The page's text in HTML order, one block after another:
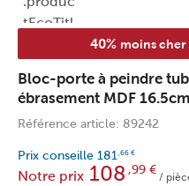
40% moins
Bloc-porte à peindre
ébrasement MDF 16.5cm
Référence article: 89242
Prix conseille 181 ,66 €
Notre prix 108 ,99€
/